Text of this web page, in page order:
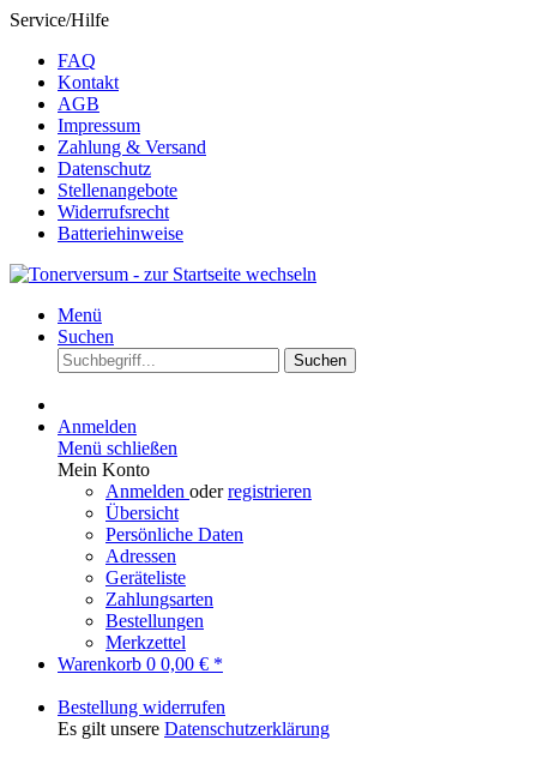
Service/Hilfe
FAQ
Kontakt
AGB
Impressum
Zahlung & Versand
Datenschutz
Stellenangebote
Widerrufsrecht
Batteriehinweise
Menü
Suchen
Suchen
Anmelden
Menü schließen
Mein Konto
Anmelden oderregistrieren
Übersicht
Persönliche Daten
Adressen
Geräteliste
Zahlungsarten
Bestellungen
Merkzettel
Warenkorb 0 0,00 € *
Bestellung widerrufen
Es gilt unsere Datenschutzerklärung